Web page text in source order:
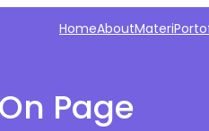
HomeAboutMateri
Page